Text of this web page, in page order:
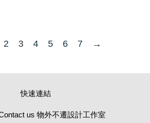
2 3 4 5 6 7 →
快速連結
us 物外不遷設計工作室